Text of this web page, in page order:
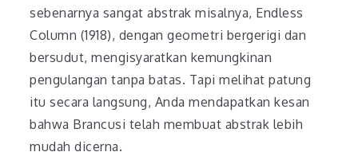
sebenarnya sangat abstrak misalnya, Endless
Column (1918), dengan geometri bergerigi dan
bersudut, mengisyaratkan kemungkinan
pengulangan tanpa batas. Tapi melihat patung
itu secara langsung, Anda mendapatkan kesan
bahwa Brancusi telah membuat abstrak lebih
mudah dicerna.